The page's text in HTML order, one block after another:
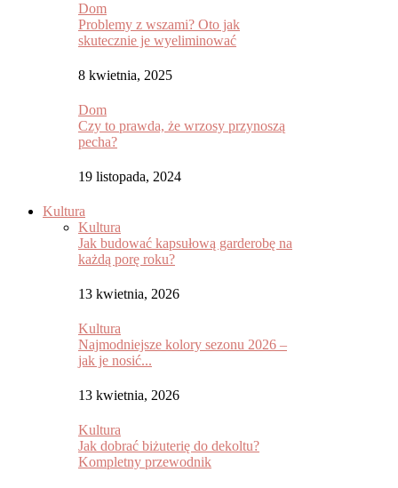
Dom
Problemy z wszami? Oto jak
skutecznie je wyeliminować
8 kwietnia, 2025
Dom
Czy to prawda, że wrzosy przynoszą
pecha?
19 listopada, 2024
Kultura
Kultura
Jak budować kapsułową garderobę na
każdą porę roku?
13 kwietnia, 2026
Kultura
Najmodniejsze kolory sezonu 2026 –
jak je nosić...
13 kwietnia, 2026
Kultura
Jak dobrać biżuterię do dekoltu?
Kompletny przewodnik